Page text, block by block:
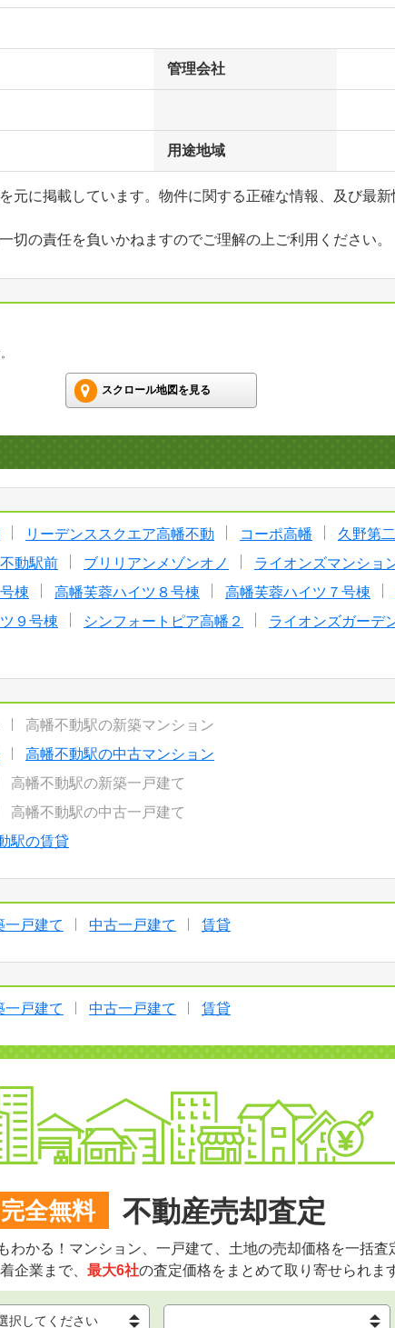
管理会社
用途地域
を元に掲載しています。物件に関する正確な情報、及び最
切の責任を負いかねますのでご理解の上ご利用ください。
スクロール地図を見る
リーデンススクエア高幡不動 コーポ高幡 久野第
動駅前 ブリリアンメゾンオノ
ライオンズマンショ
棟 高幡芙蓉ハイツ８号棟 高幡芙蓉ハイツ７号棟
９号棟 シンフォートピア高幡２
ライオンズガーデ
高幡不動駅の新築マンション
高幡不動駅の中古マンション
高幡不動駅の新築一戸建て
高幡不動駅の中古一戸建て
駅の賃貸
一戸建て 中古一戸建て 賃貸
一戸建て 中古一戸建て 賃貸
完全無料 不動産売却査定
わかる！マンション、一戸建て、土地の売却価格を一括査
企業まで、 最大6社の査定価格をまとめて取り寄せられま